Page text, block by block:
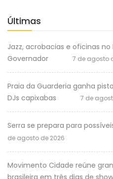
Últimas
Jazz, acrobacias e oficinas
Governador
7 de agosto
Praia da Guarderia ganha
DJs capixabas
7 de
Serra se prepara para
de agosto de 2026
Movimento Cidade reúne
brasileira em três dias de